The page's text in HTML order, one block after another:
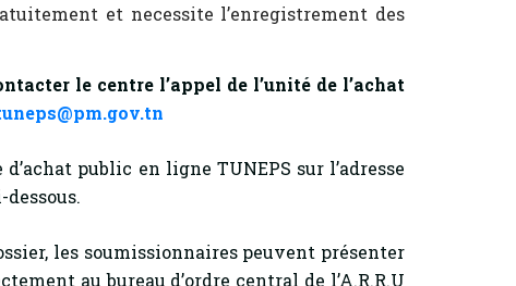
et necessite l’enregistrement des
le centre l’appel de l’unité de l’achat
public en ligne TUNEPS sur l’adresse
les soumissionnaires peuvent présenter
au bureau d’ordre central de l’A.R.R.U